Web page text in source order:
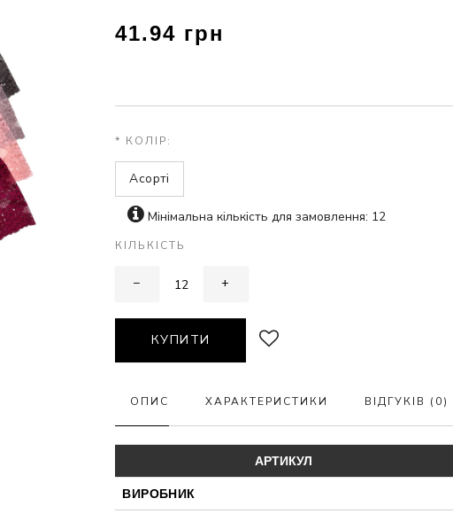
41.94 грн
* КОЛІР:
Асорті
Мінімальна кількість для замовлення: 12
КІЛЬКІСТЬ
− +
КУПИТИ
ОПИС ХАРАКТЕРИСТИКИ ВІДГУКІВ (0)
АРТИКУЛ
ВИРОБНИК